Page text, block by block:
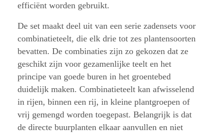
efficiënt worden gebruikt.
De set maakt deel uit van een serie zadensets voor
combinatieteelt, die elk drie tot zes plantensoorten
bevatten. De combinaties zijn zo gekozen dat ze
geschikt zijn voor gezamenlijke teelt en het
principe van goede buren in het groentebed
duidelijk maken. Combinatieteelt kan afwisselend
in rijen, binnen een rij, in kleine plantgroepen of
vrij gemengd worden toegepast. Belangrijk is dat
de directe buurplanten elkaar aanvullen en niet